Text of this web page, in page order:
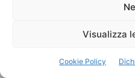
Visualizza
Cookie Policy